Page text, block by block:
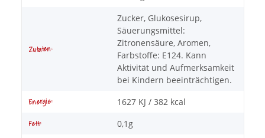
Zutaten:
Zucker, Glukosesirup,
Säuerungsmittel:
Zitronensäure, Aromen,
Farbstoffe: E124. Kann
Aktivität und Aufmerksamkeit
bei Kindern beeinträchtigen.
Energie: 1627 KJ / 382 kcal
Fett: 0,1g